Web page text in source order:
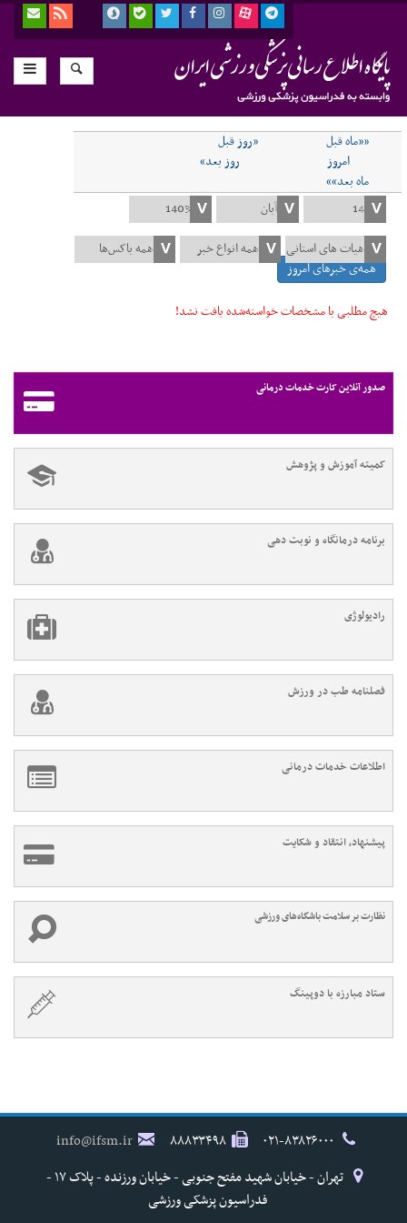
««ماه قبل
«روز قبل
امروز
روز بعد»
ماه بعد»»
همه‌ی خبرهای امروز
هیچ مطلبی با مشخصات خواسته‌شده یافت نشد!
صدور آنلاین کارت خدمات درمانی
کمیته آموزش و پژوهش
برنامه درمانگاه و نوبت دهی
رادیولوژی
فصلنامه طب در ورزش
اطلاعات خدمات درمانی
پیشنهاد، انتقاد و شکایت
نظارت بر سلامت باشگاه‌های ورزشی
ستاد مبارزه با دوپینگ
۸۸۸۳۳۴۹۸
info@ifsm.ir
تهران - خیابان شهید مفتح جنوبی - خیابان ورزنده - پلاک ۱۷ -
فدراسیون پزشکی ورزشی